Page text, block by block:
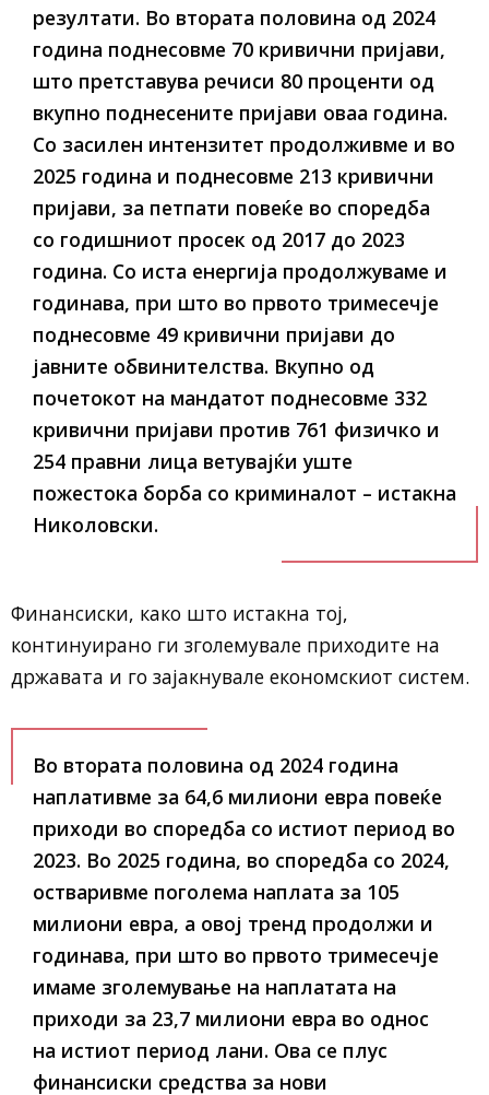
резултати. Во втората половина од 2024
година поднесовме 70 кривични пријави,
што претставува речиси 80 проценти од
вкупно поднесените пријави оваа година.
Со засилен интензитет продолживме и во
2025 година и поднесовме 213 кривични
пријави, за петпати повеќе во споредба
со годишниот просек од 2017 до 2023
година. Со иста енергија продолжуваме и
годинава, при што во првото тримесечје
поднесовме 49 кривични пријави до
јавните обвинителства. Вкупно од
почетокот на мандатот поднесовме 332
кривични пријави против 761 физичко и
254 правни лица ветувајќи уште
пожестока борба со криминалот – истакна
Николовски.
Финансиски, како што истакна тој,
континуирано ги зголемувале приходите на
државата и го зајакнувале економскиот систем.
Во втората половина од 2024 година
наплативме за 64,6 милиони евра повеќе
приходи во споредба со истиот период во
2023. Во 2025 година, во споредба со 2024,
остваривме поголема наплата за 105
милиони евра, а овој тренд продолжи и
годинава, при што во првото тримесечје
имаме зголемување на наплатата на
приходи за 23,7 милиони евра во однос
на истиот период лани. Ова се плус
финансиски средства за нови